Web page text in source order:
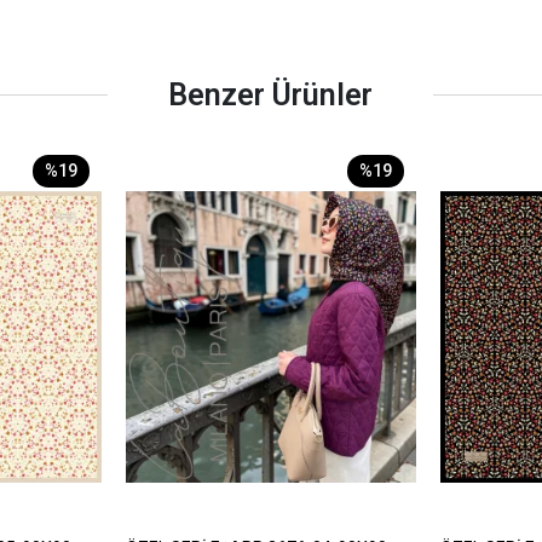
Benzer Ürünler
%19 %19